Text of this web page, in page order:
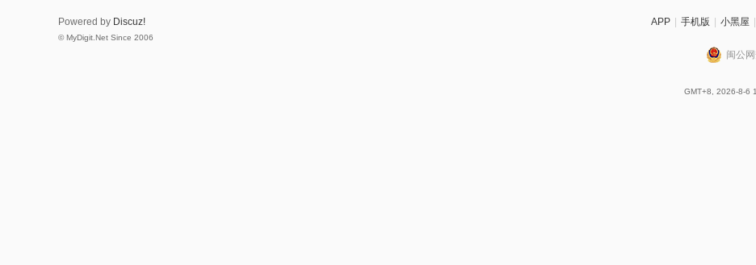
APP 手机版 小黑屋
闽公
GMT+8, 2026-8-6
Powered by Discuz!
© MyDigit.Net Since 2006